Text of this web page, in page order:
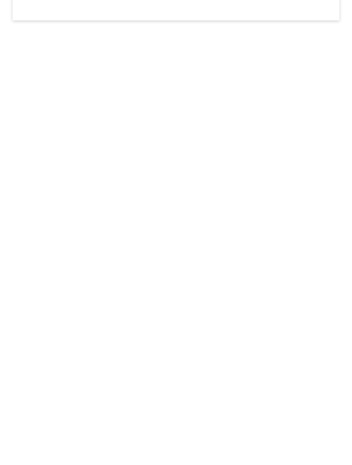
Der Weinbau dominert heute nicht mehr, ist aber integrativer